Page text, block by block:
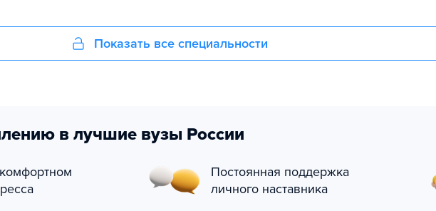
Показать все специальности
в лучшие вузы России
Постоянная поддержка
личного наставника